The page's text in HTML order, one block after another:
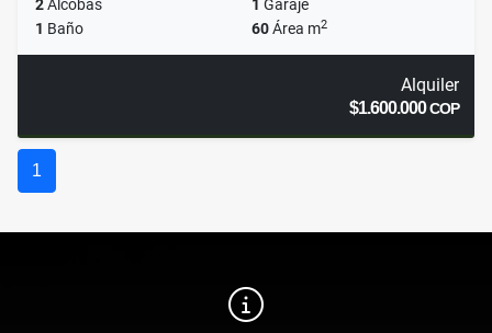
2Alcobas 1 Garaje
1 Baño 60Área m2
Alquiler
$1.600.000COP
1